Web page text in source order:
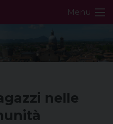
Menu
nelle